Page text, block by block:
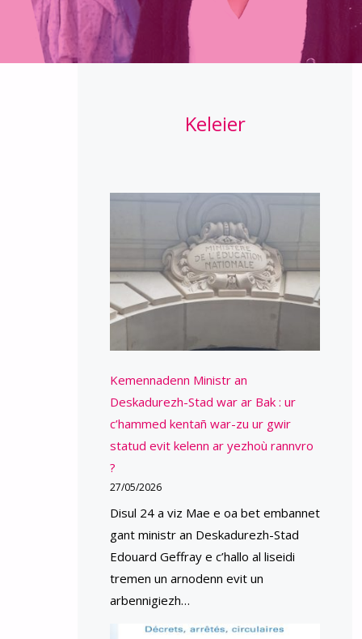
Keleier
Kemennadenn Ministr an
Deskadurezh-Stad war ar Bak : ur
c’hammed kentañ war-zu ur gwir
statud evit kelenn ar yezhoù rannvro
?
27/05/2026
Disul 24 a viz Mae e oa bet embannet
gant ministr an Deskadurezh-Stad
Edouard Geffray e c’hallo al liseidi
tremen un arnodenn evit un
arbennigiezh…